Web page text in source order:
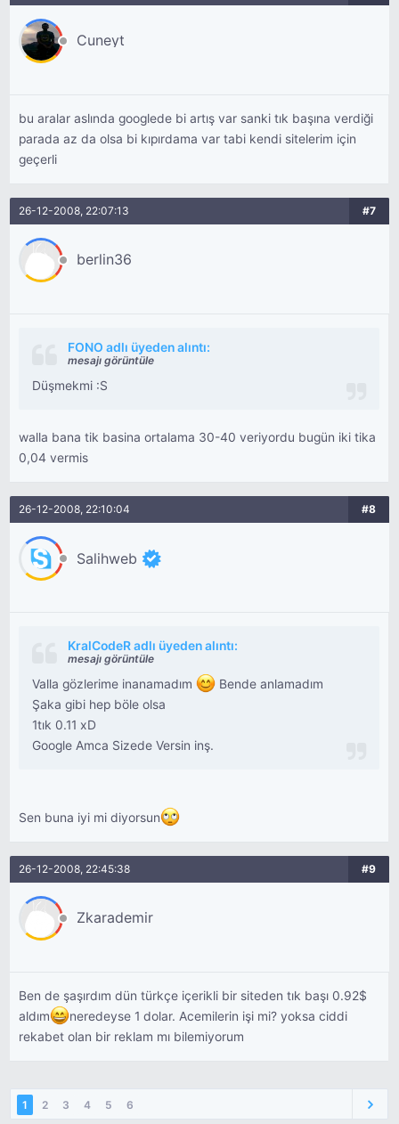
Cuneyt
bu aralar aslında googlede bi artış var sanki tık başına verdiği
parada az da olsa bi kıpırdama var tabi kendi sitelerim için
geçerli
26-12-2008, 22:07:13 #7
berlin36
FONO adlı üyeden alıntı:
mesajı görüntüle
Düşmekmi :S
walla bana tik basina ortalama 30-40 veriyordu bugün iki tika
0,04 vermis
26-12-2008, 22:10:04 #8
Salihweb
KralCodeR adlı üyeden alıntı:
mesajı görüntüle
Valla gözlerime inanamadım
Bende anlamadım
Şaka gibi hep böle olsa
1tık 0.11 xD
Google Amca Sizede Versin inş.
Sen buna iyi mi diyorsun
26-12-2008, 22:45:38 #9
Zkarademir
Ben de şaşırdım dün türkçe içerikli bir siteden tık başı 0.92$
aldım
neredeyse 1 dolar. Acemilerin işi mi? yoksa ciddi
rekabet olan bir reklam mı bilemiyorum
1 2 3 4 5 6